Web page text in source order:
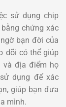
sử dụng chip
chứng xác
bạn đời của
dõi có thể giúp
và địa điểm họ
dụng để xác
giúp bạn đưa
mình.